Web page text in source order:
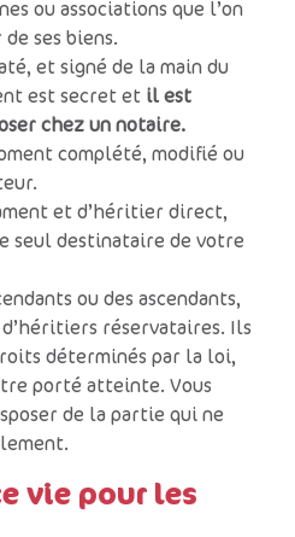
ou associations que l’on
ses biens.
et signé de la main du
est secret et il est
chez un notaire.
complété, modifié ou
et d’héritier direct,
seul destinataire de votre
ou des ascendants,
réservataires. Ils
déterminés par la loi,
porté atteinte. Vous
de la partie qui ne
vie pour les